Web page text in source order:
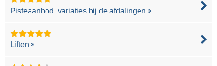
Pisteaanbod, variaties bij de afdalingen
Liften